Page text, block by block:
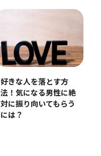
好きな人を落とす方
法！気になる男性に絶
対に振り向いてもらう
には？